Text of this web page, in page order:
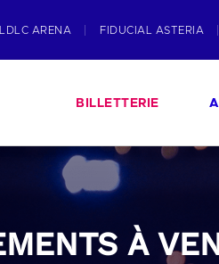
LDLC ARENA FIDUCIAL ASTERIA
BILLETTERIE
À